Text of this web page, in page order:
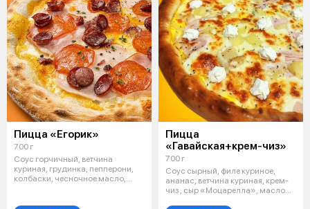
Пицца «Егорик»
700 г
Соус горчичный, ветчина
куриная, грудинка, пепперони,
колбаски, чесночное масло,
Пицца
«Гавайская+крем-чиз»
700 г
Соус сырный, филе куриное,
ананас, ветчина куриная, крем-
чиз , сыр «Моцарелла», масло